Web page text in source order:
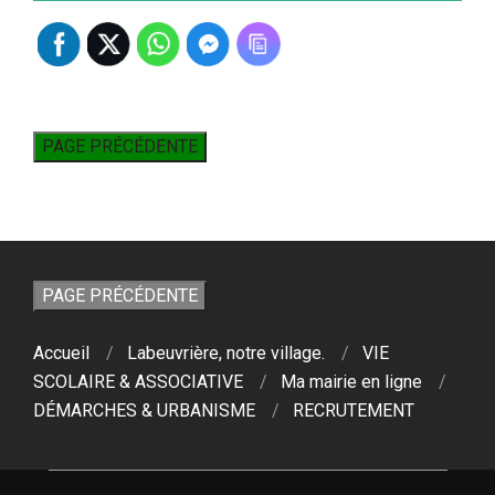
Accueil Labeuvrière, notre village.
VIE
SCOLAIRE & ASSOCIATIVE
Ma mairie en ligne
DÉMARCHES & URBANISME
RECRUTEMENT